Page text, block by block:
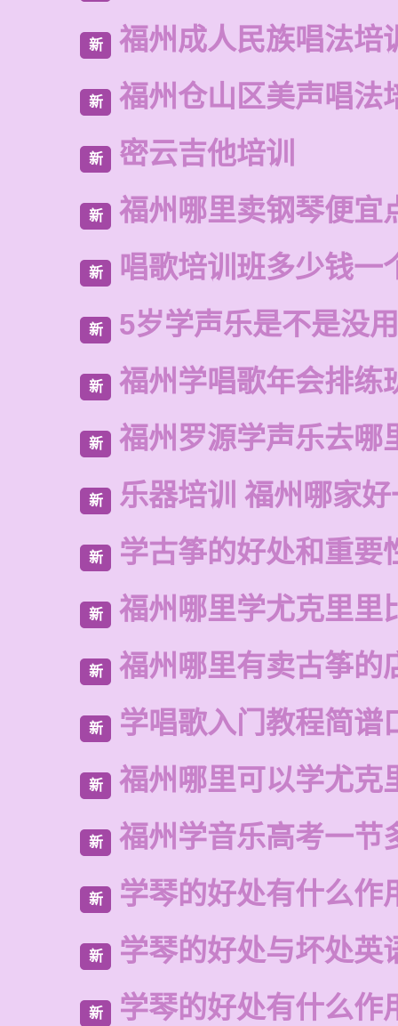
新 福州成人民族唱法培
新 福州仓山区美声唱法
新 密云吉他培训
新 福州哪里卖钢琴便宜
新 唱歌培训班多少钱一
新 5岁学声乐是不是没用
新 福州学唱歌年会排练
新 福州罗源学声乐去哪
新 乐器培训 福州哪家
新 学古筝的好处和重要
新 福州哪里学尤克里里
新 福州哪里有卖古筝的
新 学唱歌入门教程简谱
新 福州哪里可以学尤克
新 福州学音乐高考一节
新 学琴的好处有什么作
新 学琴的好处与坏处英
新 学琴的好处有什么作